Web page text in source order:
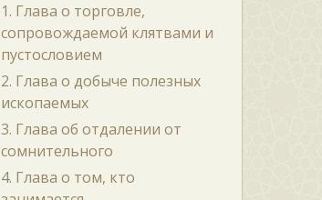
1. Глава о торговле,
сопровождаемой клятвами и
пустословием
2. Глава о добыче полезных
ископаемых
3. Глава об отдалении от
сомнительного
4. Глава о том, кто